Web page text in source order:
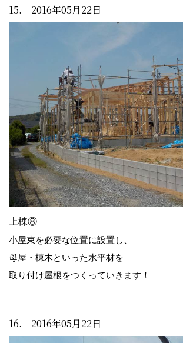
15. 2016年05月22日
上棟⑧
小屋束を必要な位置に設置し、
母屋・棟木といった水平材を
取り付け屋根をつくっていきます！
16. 2016年05月22日